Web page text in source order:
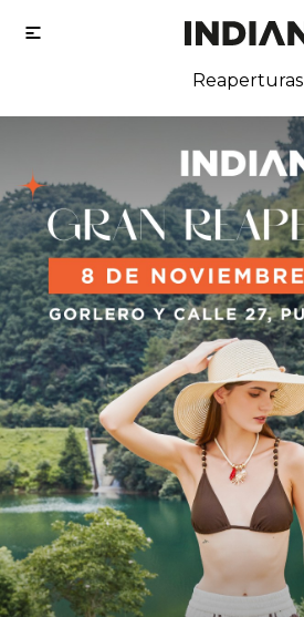

Reaperturas